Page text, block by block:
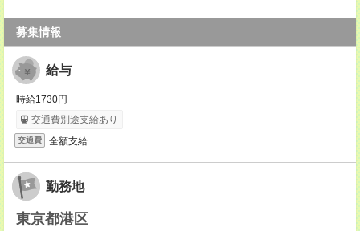
募集情報
給与
時給1730円
交通費別途支給あり
交通費 全額支給
勤務地
東京都港区